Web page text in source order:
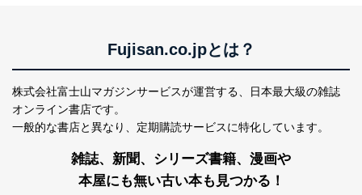
当社の定期購読サ
ービス等をご利用
のため
個人が特定できない形で取得した
閲覧履歴や購買履歴等の情報を分
析して、趣味・嗜好に
広告のため
いただいた方の個
人情報
処、オペレーター教育など応対品
質向上のため
Fujisan.co.jpとは？
株式会社富士山マガジンサービスが運営する、
日本最大級の雑誌
オンライン書店です。
一般的な書店と異なり、 定期購読サービスに特化しています。
雑誌、新聞、シリーズ書籍、漫画や
本屋にも無い古い本も見つかる！